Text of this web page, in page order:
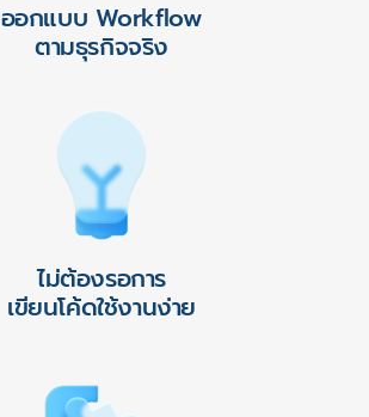
ออกแบบ Workflow
ตามธุรกิจจริง
ไม่ต้องรอการ
เขียนโค้ดใช้งานง่าย